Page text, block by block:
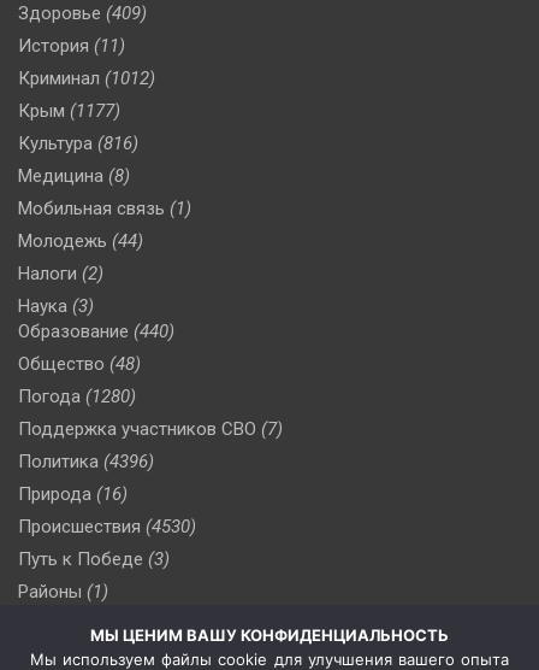
Здоровье (409)
История (11)
Криминал (1012)
Крым (1177)
Культура (816)
Медицина (8)
Мобильная связь (1)
Молодежь (44)
Налоги (2)
Наука (3)
Образование (440)
Общество (48)
Погода (1280)
Поддержка участников СВО (7)
Политика (4396)
Природа (16)
Происшествия (4530)
Путь к Победе (3)
Районы (1)
(510)
Сельское хозяйство (3)
МЫ ЦЕНИМ ВАШУ КОНФИДЕНЦИАЛЬНОСТЬ
Мы используем файлы cookie для улучшения вашего опыта